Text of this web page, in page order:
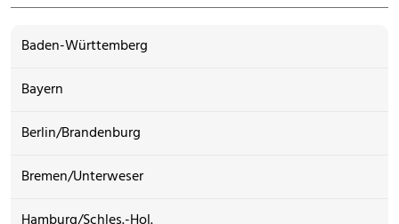
Baden-Württemberg
Bayern
Berlin/Brandenburg
Bremen/Unterweser